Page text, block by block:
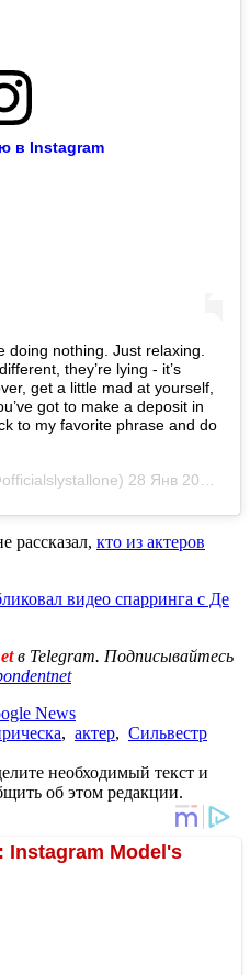
в Instagram
doing nothing. Just relaxing.
they’re lying - it’s
get a little mad at yourself,
got to make a deposit in
to my favorite phrase and do
28 Янв 2020 в 2:22 PST
рассказал, кто из актеров
видео спарринга с Де
в Telegram. Подписывайтесь
News
, актер, Сильвестр
необходимый текст и
об этом редакции.